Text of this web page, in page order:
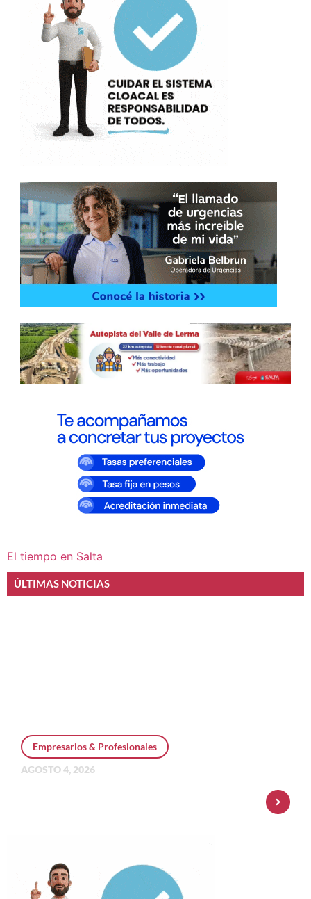
El tiempo en Salta
ÚLTIMAS NOTICIAS
Empresarios & Profesionales
AGOSTO 4, 2026